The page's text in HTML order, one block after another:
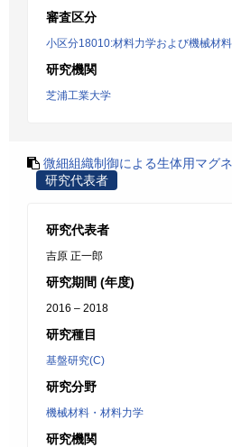
審査区分
小区分18010:材料力学および機械材
研究機関
芝浦工業大学
微細組織制御による生体用マグ
研究代表者
研究代表者
吉原 正一郎
研究期間 (年度)
2016 – 2018
研究種目
基盤研究(C)
研究分野
機械材料・材料力学
研究機関